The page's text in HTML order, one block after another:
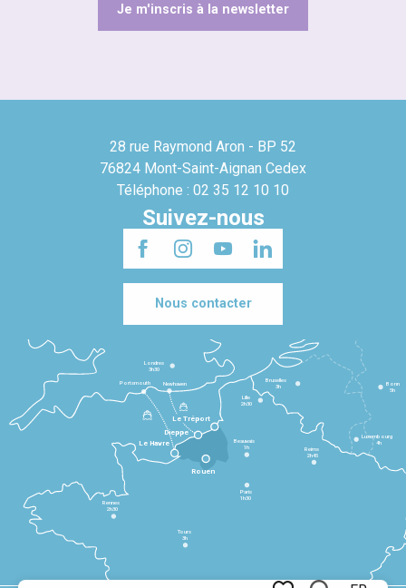
Je m'inscris à la newsletter
28 rue Raymond Aron - BP 52
76824 Mont-Saint-Aignan Cedex
Téléphone : 02 35 12 10 10
Suivez-nous
Nous contacter
Le Havre
Dieppe
Le Tréport
Rennes
2h30
Tours
3h
Paris
1h30
Beauvais
1h
Reims
2h45
Lille
2h30
Bruxelles
3h
Londres
3h30
Newhaven
Portsmouth
Bonn
5h
Luxembourg
4h
Rouen